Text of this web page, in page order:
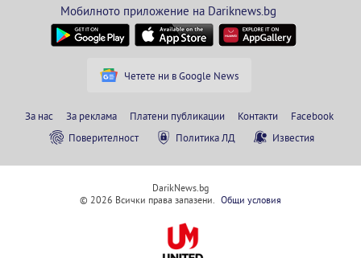
Мобилното приложение на Dariknews.bg
Четете ни в Google News
За нас За реклама Платени публикации Контакти
Facebook
Поверителност
Политика ЛД Известия
DarikNews.bg
© 2026 Всички права запазени. Общи условия